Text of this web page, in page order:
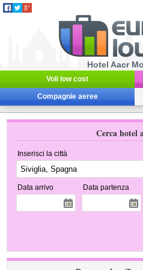
Hotel Aacr
Voli low cost
Compagnie aeree
Cerca hotel
Inserisci la città
Data arrivo Data partenza